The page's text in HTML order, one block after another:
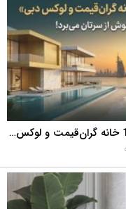
رازهای شگفت‌انگیز دکوراسیون و طراحی 10 خانه گران‌قیمت و لوکس دبی که هوش از سرتان می‌برد!